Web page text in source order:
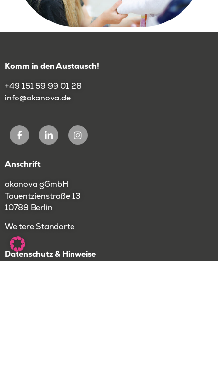
Komm in den Austausch!
+49 151 59 99 01 28
info@akanova.de
Anschrift
akanova gGmbH
Tauentzienstraße 13
10789 Berlin
Weitere Standorte
Datenschutz & Hinweise